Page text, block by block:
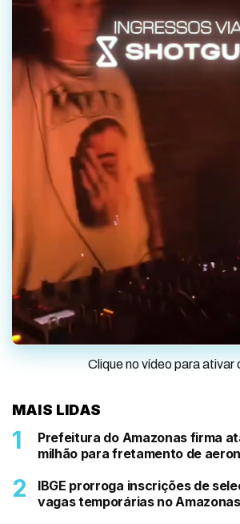
Clique no vídeo para ativar
MAIS LIDAS
Prefeitura do Amazonas firma
milhão para fretamento de
IBGE prorroga inscrições de
vagas temporárias no Amazonas